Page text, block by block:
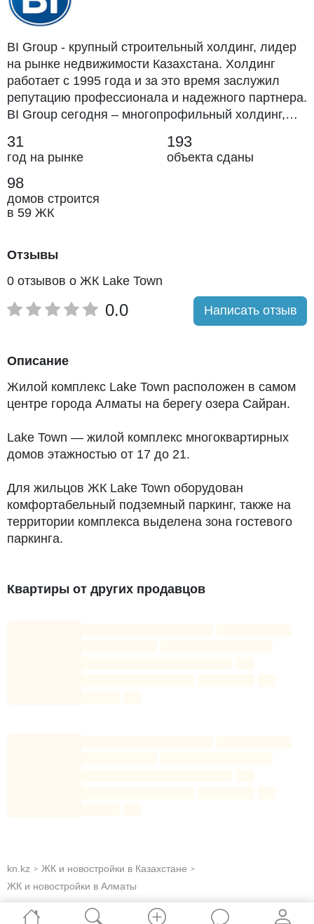
BI Group - крупный строительный холдинг, лидер
на рынке недвижимости Казахстана. Холдинг
работает с 1995 года и за это время заслужил
репутацию профессионала и надежного партнера.
BI Group сегодня – многопрофильный холдинг,
дирекции в различных сферах строительства,
девелопмента и инжиниринга.
31
год на рынке
193
объекта сданы
98
домов строится
в 59 ЖК
Отзывы
0 отзывов о ЖК Lake Town
0.0 Написать отзыв
Описание
Жилой комплекс Lake Town расположен в самом
центре города Алматы на берегу озера Сайран.
Lake Town — жилой комплекс многоквартирных
домов этажностью от 17 до 21.
Для жильцов ЖК Lake Town оборудован
комфортабельный подземный паркинг, также на
территории комплекса выделена зона гостевого
паркинга.
образа жизни на территории жилого комплекса
Квартиры от других продавцов
kn.kz > ЖК и новостройки в Казахстане >
ЖК и новостройки в Алматы